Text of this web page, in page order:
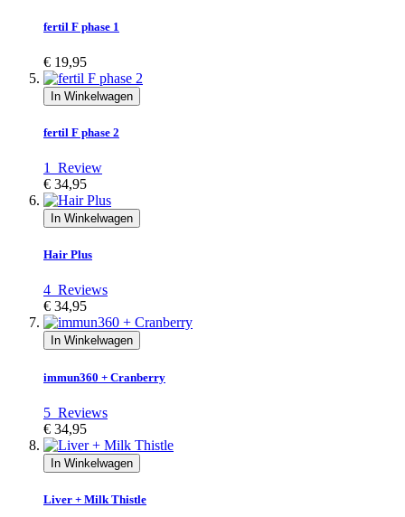
fertil F phase 1
€ 19,95
In Winkelwagen
fertil F phase 2
1 Review
€ 34,95
In Winkelwagen
Hair Plus
4 Reviews
€ 34,95
In Winkelwagen
immun360 + Cranberry
5 Reviews
€ 34,95
In Winkelwagen
Liver + Milk Thistle